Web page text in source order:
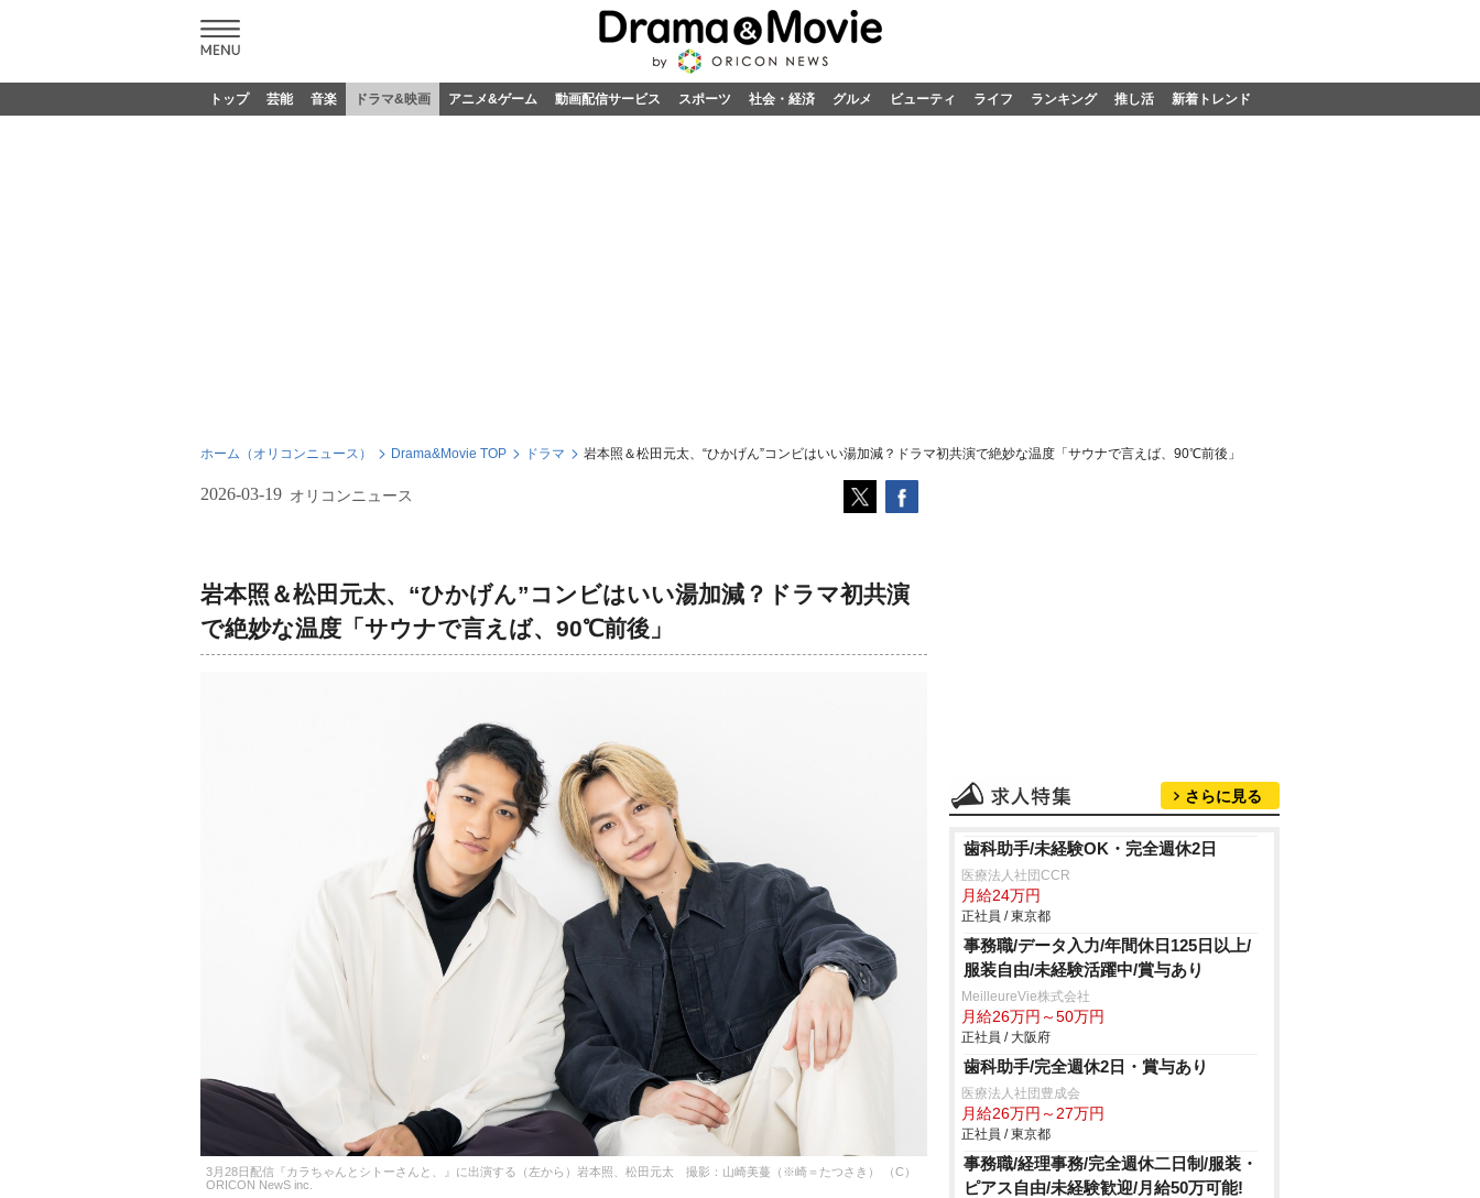
トップ 芸能 音楽 ドラマ&映画 アニメ&ゲーム 動画配信サービス スポーツ 社会・経済 グルメ ビューティ ライフ ランキング 推し活 新着トレンド
ホーム（オリコンニュース） Drama&Movie TOP ドラマ 本照＆松田元太、“ひかげん”コンビはいい湯加減？ドラマ初共演で絶妙な温度「サウナで言えば、90℃前後」
2026-03-19 オリコンニュース
本照＆松田元太、“ひかげん”コンビはいい湯加減？ドラマ初共演
で絶妙な温度「サウナで言えば、90℃前後」
3月28日配信『カラちゃんとシトーさんと、』に出演する（左から）岩本照、松田元太 撮影：山崎美蔓（※崎＝たつさき） （C）
ORICON NewS inc.
さらに見る
歯科助手/未経験OK・完全週休2日
医療法人社団CCR
月給24万円
正社員 / 東京都
事務職/データ入力/年間休日125日以上/
服装自由/未経験活躍中/賞与あり
MeilleureVie株式会社
月給26万円～50万円
正社員 / 大阪府
歯科助手/完全週休2日・賞与あり
医療法人社団豊成会
月給26万円～27万円
正社員 / 東京都
事務職/経理事務/完全週休二日制/服装・
ピアス自由/未経験歓迎/月給50万可能!